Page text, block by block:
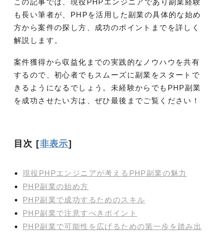
この記事では、現役PHPエンジニアであり副業経験
も長い筆者が、PHPを活用した副業の具体的な始め
方から案件の探し方、成功のポイントまでを詳しく
解説します。
案件獲得から収益化までの実践的なノウハウを共有
するので、初心者でもスムーズに副業をスタートで
きるようになるでしょう。未経験からでもPHP副業
を成功させたい方は、ぜひ最後までご覧ください！
目次 [非表示]
現役PHPエンジニアが考えるPHP副業の魅力
PHP副業の始め方
PHP副業で成功するためのスキル
PHP副業で注意すべきポイント
PHP副業で可能性を広げるための第一歩を踏み出